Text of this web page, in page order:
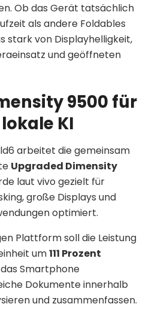
Ob das Gerät tatsächlich
als andere Foldables
stark von Displayhelligkeit,
und geöffneten
9500 für
KI
arbeitet die gemeinsam
Upgraded Dimensity
laut vivo gezielt für
große Displays und
optimiert.
Plattform soll die Leistung
um111 Prozent
Smartphone
Dokumente innerhalb
und zusammenfassen.